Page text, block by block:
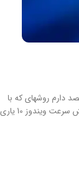
دارم روشهای که با
استفاده از آن میتوانید تعمیر و ارتقای سرعت در ویندوز 10 را افزایش دهید را برایتان بازگو کنم پس در ادامه تی ام ال منیجر را در آموزش افزایش سرعت ویندوز 10 یاری